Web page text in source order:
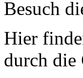
Besuch
Hier
durch die